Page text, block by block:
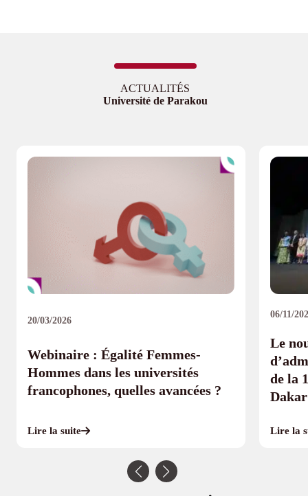
ACTUALITÉS
Université de Parakou
20/03/2026
Webinaire : Égalité Femmes-
Hommes dans les universités
francophones, quelles avancées ?
Lire la suite
06/11/
Le
de la
Dakar
Lire la